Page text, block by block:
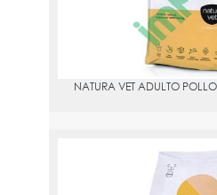
NATURA VET ADULTO
NATURA VET ADULTO POLLO